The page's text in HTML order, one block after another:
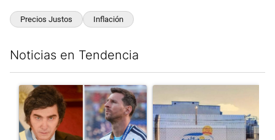
Precios Justos Inflación
Noticias en Tendencia
Un artículo de tendencia con el título "Milei despidió a Jorge